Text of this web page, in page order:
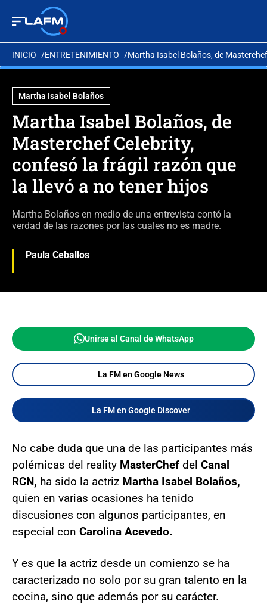
INICIO ENTRETENIMIENTO Martha Isabel Bolaños, de
Martha Isabel Bolaños
Martha Isabel Bolaños, de
Masterchef Celebrity,
confesó la frágil razón que
la llevó a no tener hijos
Martha Bolaños en medio de una entrevista contó la
verdad de las razones por las cuales no es madre.
Paula Ceballos
Unirse al Canal de WhatsApp
La FM en Google News
La FM en Google Discover
No cabe duda que una de las participantes más
polémicas del reality MasterChef del Canal
RCN, ha sido la actriz Martha Isabel Bolaños,
quien en varias ocasiones ha tenido
discusiones con algunos participantes, en
especial con Carolina Acevedo.
Y es que la actriz desde un comienzo se ha
caracterizado no solo por su gran talento en la
cocina, sino que además por su carácter.